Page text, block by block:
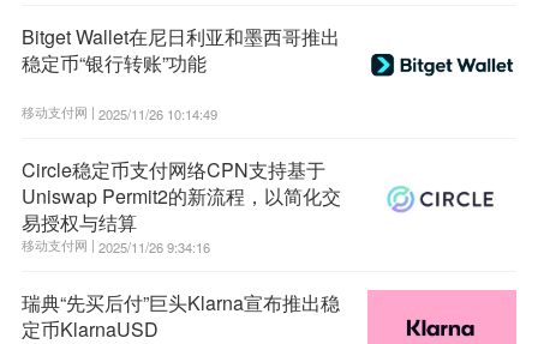
Bitget Wallet在尼日利亚和墨西哥推出
稳定币“银行转账”功能
移动支付网 | 2025/11/26 10:14:49
Circle稳定币支付网络CPN支持基于
Uniswap Permit2的新流程，以简化交
易授权与结算
移动支付网 | 2025/11/26 9:34:16
瑞典“先买后付”巨头Klarna宣布推出稳
定币KlarnaUSD